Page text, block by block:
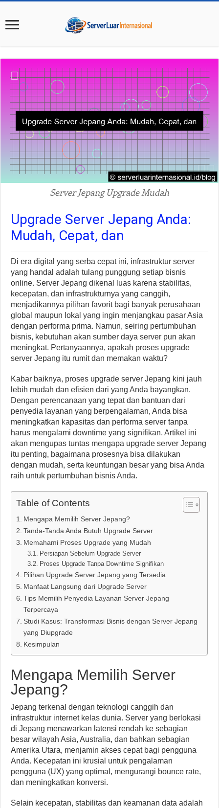
Server Jepang Upgrade Mudah
Upgrade Server Jepang Anda:
Mudah, Cepat, dan
Di era digital yang serba cepat ini, infrastruktur server
yang handal adalah tulang punggung setiap bisnis
online. Server Jepang dikenal luas karena stabilitas,
kecepatan, dan infrastrukturnya yang canggih,
menjadikannya pilihan favorit bagi banyak perusahaan
global maupun lokal yang ingin menjangkau pasar Asia
dengan performa prima. Namun, seiring pertumbuhan
bisnis, kebutuhan akan sumber daya server pun akan
meningkat. Pertanyaannya, apakah proses upgrade
server Jepang itu rumit dan memakan waktu?
Kabar baiknya, proses upgrade server Jepang kini jauh
lebih mudah dan efisien dari yang Anda bayangkan.
Dengan perencanaan yang tepat dan bantuan dari
penyedia layanan yang berpengalaman, Anda bisa
meningkatkan kapasitas dan performa server tanpa
harus mengalami downtime yang signifikan. Artikel ini
akan mengupas tuntas mengapa upgrade server Jepang
itu penting, bagaimana prosesnya bisa dilakukan
dengan mudah, serta keuntungan besar yang bisa Anda
raih untuk pertumbuhan bisnis Anda.
Table of Contents
Mengapa Memilih Server Jepang?
Tanda-Tanda Anda Butuh Upgrade Server
Memahami Proses Upgrade yang Mudah
Persiapan Sebelum Upgrade Server
Proses Upgrade Tanpa Downtime Signifikan
Pilihan Upgrade Server Jepang yang Tersedia
Manfaat Langsung dari Upgrade Server
Tips Memilih Penyedia Layanan Server Jepang
Terpercaya
Studi Kasus: Transformasi Bisnis dengan Server Jepang
yang Diupgrade
Kesimpulan
Mengapa Memilih Server
Jepang?
Jepang terkenal dengan teknologi canggih dan
infrastruktur internet kelas dunia. Server yang berlokasi
di Jepang menawarkan latensi rendah ke sebagian
besar wilayah Asia, Australia, dan bahkan sebagian
Amerika Utara, menjamin akses cepat bagi pengguna
Anda. Kecepatan ini krusial untuk pengalaman
pengguna (UX) yang optimal, mengurangi bounce rate,
dan meningkatkan konversi.
Selain kecepatan, stabilitas dan keamanan data adalah